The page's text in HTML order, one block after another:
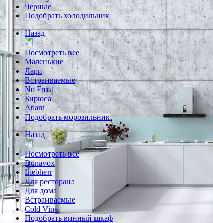
Черные
Подобрать холодильник
Назад
Посмотреть все
Маленькие
Лари
Встраиваемые
No Frost
Бирюса
Atlant
Подобрать морозильник
Назад
Посмотреть все
Dunavox
Liebherr
Для ресторана
Для дома
Встраиваемые
Cold Vine
Подобрать винный шкаф